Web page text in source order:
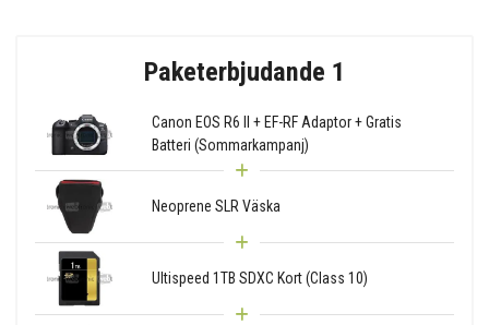
Paketerbjudande 1
Canon EOS R6 II + EF-RF Adaptor + Gratis
Batteri (Sommarkampanj)
Neoprene SLR Väska
Ultispeed 1TB SDXC Kort (Class 10)